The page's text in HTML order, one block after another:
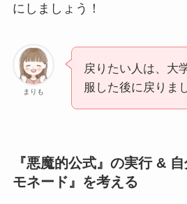
にしましょう！
まりも
戻りたい人は、大
服した後に戻りま
『悪魔的公式』の実行 &
モネード』を考える